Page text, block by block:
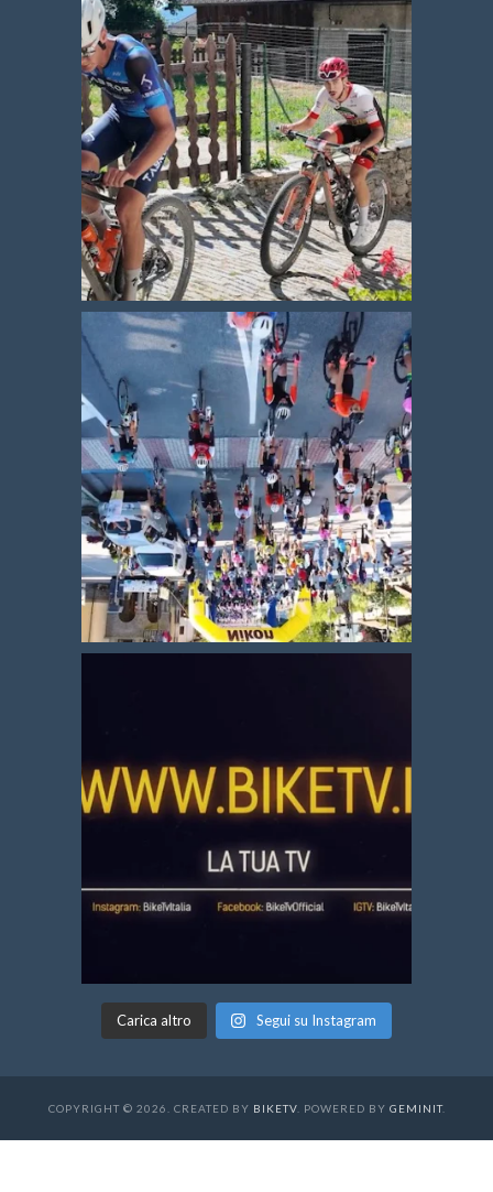
Carica altro Segui su Instagram
COPYRIGHT © 2026. CREATED BY BIKETV. POWERED BY GEMINIT.